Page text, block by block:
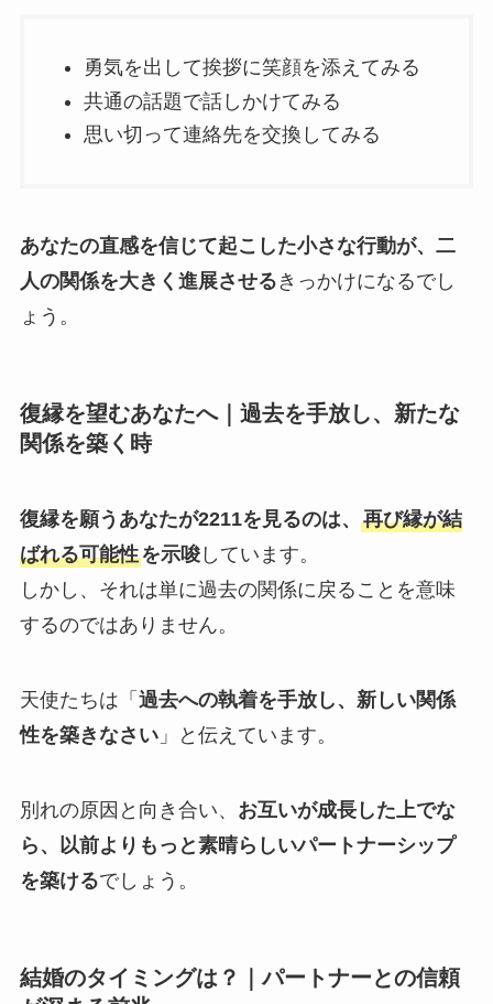
勇気を出して挨拶に笑顔を添えてみる
共通の話題で話しかけてみる
思い切って連絡先を交換してみる
あなたの直感を信じて起こした小さな行動が、二
人の関係を大きく進展させる きっかけになるでし
ょう。
復縁を望むあなたへ｜過去を手放し、新たな
関係を築く時
復縁を願うあなたが2211を見るのは、 再び縁が結
ばれる可能性を示唆しています。
しかし、それは単に過去の関係に戻ることを意味
するのではありません。
天使たちは「 過去への執着を手放し、新しい関係
性を築きなさい」と伝えています。
別れの原因と向き合い、 お互いが成長した上でな
ら、以前よりもっと素晴らしいパートナーシップ
を築けるでしょう。
結婚のタイミングは？｜パートナーとの信頼